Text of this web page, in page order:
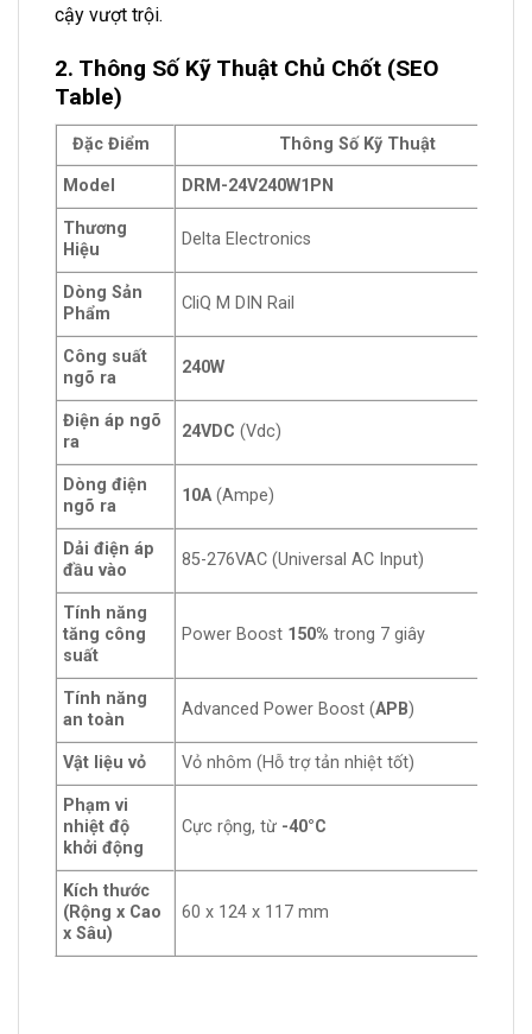
cậy vượt trội.
2. Thông Số Kỹ Thuật Chủ Chốt (SEO
Table)
Đặc Điểm Thông Số Kỹ Thuật
Model DRM-24V240W1PN
Thương
Hiệu
Delta Electronics
Dòng Sản
Phẩm
CliQ M DIN Rail
Công suất
ngõ ra
240W
Điện áp ngõ
ra
24VDC (Vdc)
Dòng điện
ngõ ra
10A(Ampe)
Dải điện áp
đầu vào
85-276VAC (Universal AC Input)
Tính năng
tăng công
suất
Power Boost 150% trong 7 giây
Tính năng
an toàn
Advanced Power Boost (APB)
Vật liệu vỏ Vỏ nhôm (Hỗ trợ tản nhiệt tốt)
Phạm vi
nhiệt độ
khởi động
Cực rộng, từ -40°C
Kích thước
(Rộng x Cao
x Sâu)
60 x 124 x 117 mm